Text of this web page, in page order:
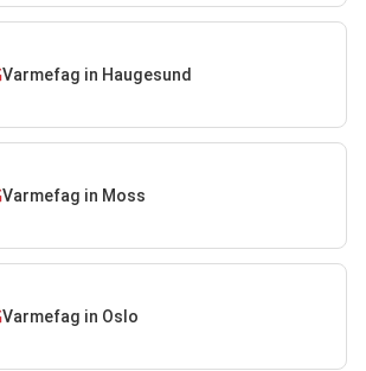
Varmefag in Haugesund
Varmefag in Moss
Varmefag in Oslo